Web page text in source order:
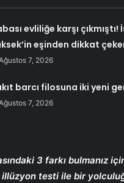
evliliğe karşı çıkmıştı!
eşinden dikkat
7, 2026
barcı filosuna iki yeni
7, 2026
3 farkı bulmanız
illüzyon testi ile bir